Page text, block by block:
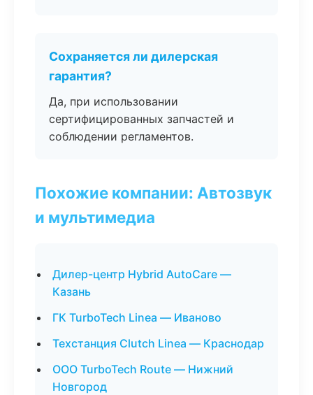
Сохраняется ли дилерская
гарантия?
Да, при использовании
сертифицированных запчастей и
соблюдении регламентов.
Похожие компании: Автозвук
и мультимедиа
Дилер-центр Hybrid AutoCare —
Казань
ГК TurboTech Linea — Иваново
Техстанция Clutch Linea — Краснодар
ООО TurboTech Route — Нижний
Новгород